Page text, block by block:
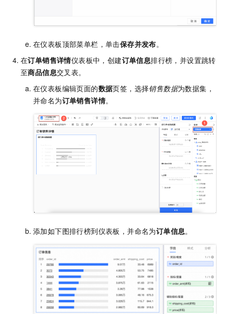
在仪表板顶部菜单栏，单击保存并发布。
在订单销售详情仪表板中，创建订单信息排行榜，并设置跳转
至商品信息交叉表。
在仪表板编辑页面的数据页签，选择销售数据为数据集，
并命名为订单销售详情。
添加如下图排行榜到仪表板，并命名为订单信息。